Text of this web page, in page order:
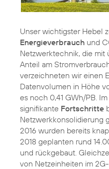
Unser wichtigster Hebel
Energieverbrauch und
Netzwerktechnik, die mit
Anteil am
verzeichneten wir einen
Datenvolumen in Höhe
es noch 0,41 GWh/PB.
signifikante Fortschritte
Netzwerkkonsolidierung
2016 wurden bereits
2018 geplanten rund
und rückgebaut.
von Netzeinheiten im